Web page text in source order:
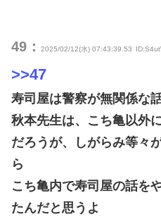
49： 2025/02/12(水) 07:43:39.53
>>47
寿司屋は警察が無関係な
秋本先生は、こち亀以外
だろうが、しがらみ等々
ら
こち亀内で寿司屋の話を
たんだと思うよ